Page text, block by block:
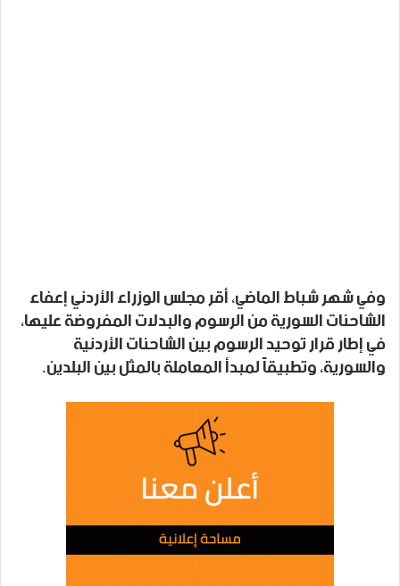
وفي شهر شباط الماضي، أقر مجلس الوزراء الأردني إعفاء
الشاحنات السورية من الرسوم والبدلات المفروضة عليها،
في إطار قرار توحيد الرسوم بين الشاحنات الأردنية
والسورية، وتطبيقاً لمبدأ المعاملة بالمثل بين البلدين.